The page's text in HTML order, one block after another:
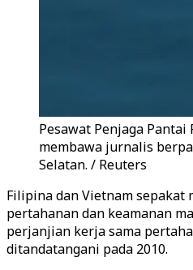
Pesawat Penjaga Pantai
membawa jurnalis
Selatan. / Reuters
Filipina dan Vietnam sepakat
pertahanan dan keamanan
perjanjian kerja sama
ditandatangani pada 2010.